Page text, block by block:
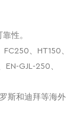
性。
、HT150、
EN-GJL-250、
斯和迪拜等海外